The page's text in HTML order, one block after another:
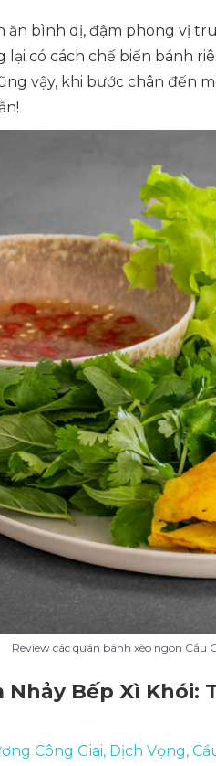
ăn bình dị, đậm phong vị
lại có cách chế biến bánh
vậy, khi bước chân đến
Review các quán bánh xèo ngon Cầu
Nhảy Bếp Xì Khói:
Công Giai, Dịch Vọng,